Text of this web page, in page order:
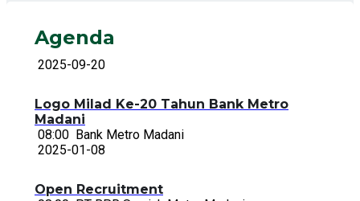
Agenda
2025-09-20
Logo Milad Ke-20 Tahun Bank Metro
Madani
08:00 Bank Metro Madani
2025-01-08
Open Recruitment